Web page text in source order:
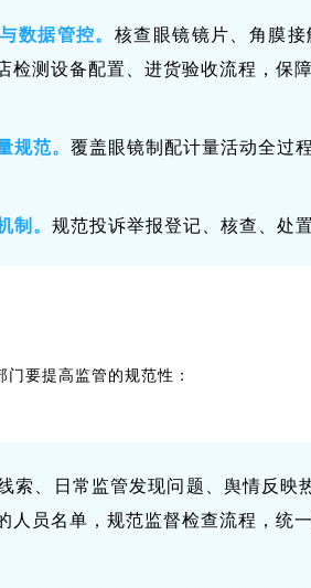
数据管控。 核查眼镜镜片、角膜
检测设备配置、进货验收流程，保
规范。 覆盖眼镜制配计量活动全过
制。 规范投诉举报登记、核查、处
要提高监管的规范性：
索、日常监管发现问题、舆情反
人员名单，规范监督检查流程，统